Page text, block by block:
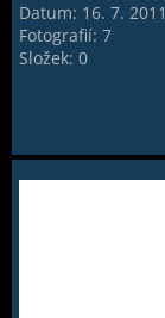
Datum: 16. 7. 2011
Fotografií:7
Složek:0